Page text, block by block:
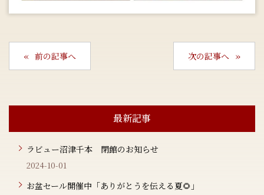
前の記事へ 次の記事へ
最新記事
ラビュー沼津千本 閉館のお知らせ
2024-10-01
お盆セール開催中「ありがとうを伝える夏🌻」